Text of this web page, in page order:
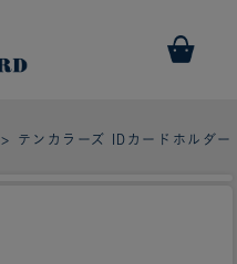
> テンカラーズ IDカードホルダー